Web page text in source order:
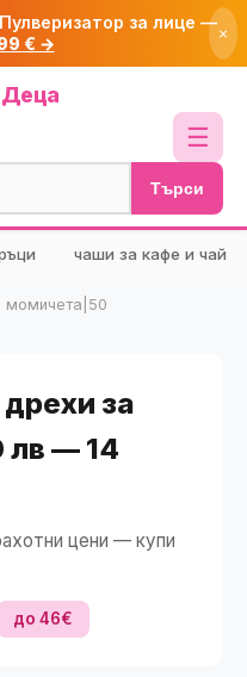
Пулверизатор за лице —
€ →
×
Деца
☰
Търси
чаши за кафе и чай
момичета|50
за
лв — 14
цени — купи
до 46€